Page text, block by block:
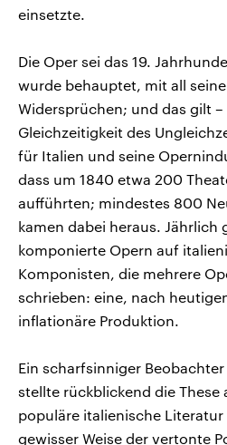
einsetzte.
Die Oper sei das 19.
wurde behauptet, mit all
Widersprüchen; und das gilt
Gleichzeitigkeit des
für Italien und seine
dass um 1840 etwa 200
aufführten; mindestes 800
kamen dabei heraus. Jährlich
komponierte Opern auf
Komponisten, die mehrere
schrieben: eine, nach
inflationäre Produktion.
Ein scharfsinniger
stellte rückblickend die These
populäre italienische Literatur
gewisser Weise der vertonte